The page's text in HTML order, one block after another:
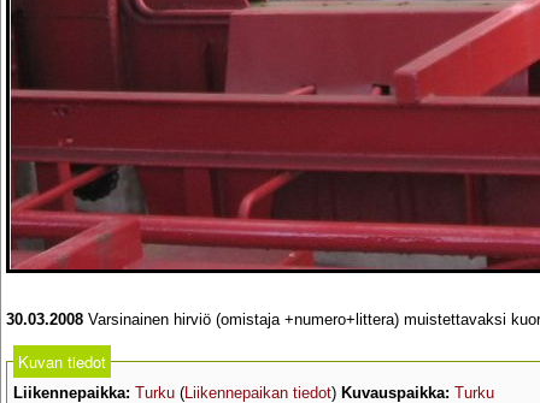
30.03.2008 Varsinainen hirviö (omistaja +numero+littera) muistettavaksi
Kuvan tiedot
Liikennepaikka: Turku (Liikennepaikan tiedot) Kuvauspaikka: Turku